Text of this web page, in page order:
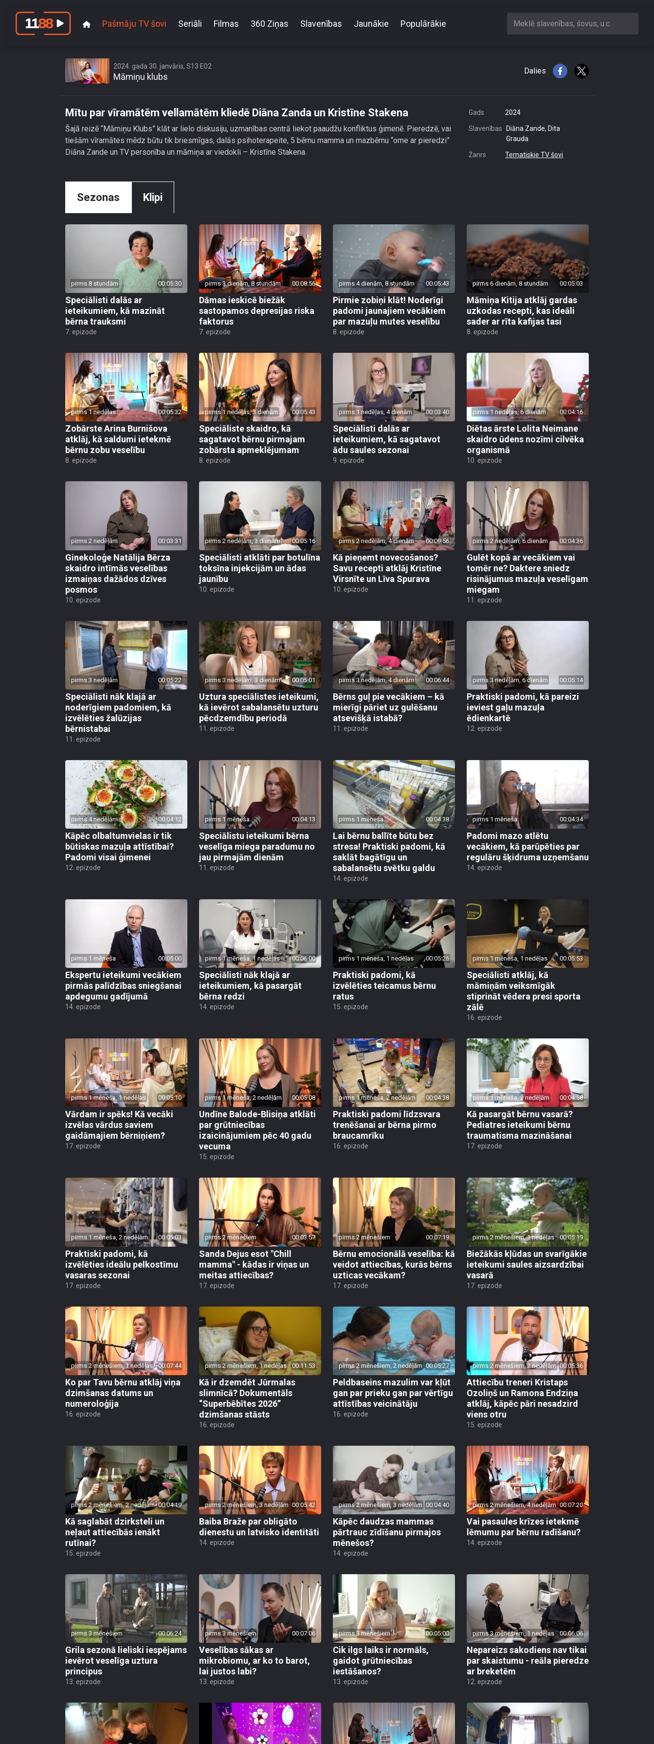
Pašmāju TV šovi Seriāli Filmas 360 Ziņas Slavenības Jaunākie Populārākie Meklē slavenības, šovus, u.c.
2024. gada 30. janvāris, S13 E02
Māmiņu klubs
Dalies
Mītu par vīramātēm vellamātēm kliedē Diāna Zanda un Kristīne Stakena
Šajā reizē “Māmiņu Klubs” klāt ar lielo diskusiju, uzmanības centrā liekot paaudžu konfliktus ģimenē. Pieredzē, vai
tiešām vīramātes mēdz būtu tik briesmīgas, dalās psihoterapeite, 5 bērnu mamma un mazbērnu “ome ar pieredzi”
Diāna Zande un TV personība un māmiņa ar viedokli – Kristīne Stakena.
Gads 2024
Slavenības
Diāna Zande, Dita
Grauda
Žanrs Tematiskie TV šovi
Sezonas Klipi
pirms 8 stundām 00:05:30
Speciālisti dalās ar
ieteikumiem, kā mazināt
bērna trauksmi
7. epizode
pirms 3 dienām, 8 stundām 00:08:56
Dāmas ieskicē biežāk
sastopamos depresijas riska
faktorus
7. epizode
pirms 4 dienām, 8 stundām 00:05:43
Pirmie zobiņi klāt! Noderīgi
padomi jaunajiem vecākiem
par mazuļu mutes veselību
8. epizode
pirms 6 dienām, 8 stundām 00:05:03
Māmiņa Kitija atklāj gardas
uzkodas recepti, kas ideāli
sader ar rīta kafijas tasi
8. epizode
pirms 1 nedēļas 00:05:32
Zobārste Arina Burnišova
atklāj, kā saldumi ietekmē
bērnu zobu veselību
8. epizode
pirms 1 nedēļas, 3 dienām 00:05:43
Speciāliste skaidro, kā
sagatavot bērnu pirmajam
zobārsta apmeklējumam
8. epizode
pirms 1 nedēļas, 4 dienām 00:03:40
Speciālisti dalās ar
ieteikumiem, kā sagatavot
ādu saules sezonai
9. epizode
pirms 1 nedēļas, 6 dienām 00:04:16
Diētas ārste Lolita Neimane
skaidro ūdens nozīmi cilvēka
organismā
10. epizode
pirms 2 nedēļām 00:03:31
Ginekoloģe Natālija Bērza
skaidro intīmās veselības
izmaiņas dažādos dzīves
posmos
10. epizode
pirms 2 nedēļām, 3 dienām 00:05:16
Speciālisti atklāti par botulīna
toksīna injekcijām un ādas
jaunību
10. epizode
pirms 2 nedēļām, 4 dienām 00:09:56
Kā pieņemt novecošanos?
Savu recepti atklāj Kristīne
Virsnīte un Līva Spurava
10. epizode
pirms 2 nedēļām, 6 dienām 00:04:36
Gulēt kopā ar vecākiem vai
tomēr ne? Daktere sniedz
risinājumus mazuļa veselīgam
miegam
11. epizode
pirms 3 nedēļām 00:05:22
Speciālisti nāk klajā ar
noderīgiem padomiem, kā
izvēlēties žalūzijas
bērnistabai
11. epizode
pirms 3 nedēļām, 3 dienām 00:05:01
Uztura speciālistes ieteikumi,
kā ievērot sabalansētu uzturu
pēcdzemdību periodā
11. epizode
pirms 3 nedēļām, 4 dienām 00:06:44
Bērns guļ pie vecākiem – kā
mierīgi pāriet uz gulēšanu
atsevišķā istabā?
11. epizode
pirms 3 nedēļām, 6 dienām 00:05:14
Praktiski padomi, kā pareizi
ieviest gaļu mazuļa
ēdienkartē
12. epizode
pirms 4 nedēļām 00:04:12
Kāpēc olbaltumvielas ir tik
būtiskas mazuļa attīstībai?
Padomi visai ģimenei
12. epizode
pirms 1 mēneša 00:04:13
Speciālistu ieteikumi bērna
veselīga miega paradumu no
jau pirmajām dienām
11. epizode
pirms 1 mēneša 00:04:38
Lai bērnu ballīte būtu bez
stresa! Praktiski padomi, kā
saklāt bagātīgu un
sabalansētu svētku galdu
14. epizode
pirms 1 mēneša 00:04:34
Padomi mazo atlētu
vecākiem, kā parūpēties par
regulāru šķidruma uzņemšanu
14. epizode
pirms 1 mēneša 00:05:00
Ekspertu ieteikumi vecākiem
pirmās palīdzības sniegšanai
apdegumu gadījumā
14. epizode
pirms 1 mēneša, 1 nedēļas 00:06:00
Speciālisti nāk klajā ar
ieteikumiem, kā pasargāt
bērna redzi
14. epizode
pirms 1 mēneša, 1 nedēļas 00:05:26
Praktiski padomi, kā
izvēlēties teicamus bērnu
ratus
15. epizode
pirms 1 mēneša, 1 nedēļas 00:05:53
Speciālisti atklāj, kā
māmiņām veiksmīgāk
stiprināt vēdera presi sporta
zālē
16. epizode
pirms 1 mēneša, 1 nedēļas 00:05:10
Vārdam ir spēks! Kā vecāki
izvēlas vārdus saviem
gaidāmajiem bērniņiem?
17. epizode
pirms 1 mēneša, 2 nedēļām 00:05:08
Undīne Balode-Blisiņa atklāti
par grūtniecības
izaicinājumiem pēc 40 gadu
vecuma
15. epizode
pirms 1 mēneša, 2 nedēļām 00:04:38
Praktiski padomi līdzsvara
trenēšanai ar bērna pirmo
braucamrīku
16. epizode
pirms 1 mēneša, 2 nedēļām 00:04:58
Kā pasargāt bērnu vasarā?
Pediatres ieteikumi bērnu
traumatisma mazināšanai
17. epizode
pirms 1 mēneša, 2 nedēļām 00:05:03
Praktiski padomi, kā
izvēlēties ideālu pelkostīmu
vasaras sezonai
17. epizode
pirms 2 mēnešiem 00:03:57
Sanda Dejus esot "Chill
mamma" - kādas ir viņas un
meitas attiecības?
17. epizode
pirms 2 mēnešiem 00:07:19
Bērnu emocionālā veselība: kā
veidot attiecības, kurās bērns
uzticas vecākam?
17. epizode
pirms 2 mēnešiem, 1 nedēļas 00:05:19
Biežākās kļūdas un svarīgākie
ieteikumi saules aizsardzībai
vasarā
17. epizode
pirms 2 mēnešiem, 1 nedēļas 00:07:44
Ko par Tavu bērnu atklāj viņa
dzimšanas datums un
numeroloģija
16. epizode
pirms 2 mēnešiem, 1 nedēļas 00:11:53
Kā ir dzemdēt Jūrmalas
slimnīcā? Dokumentāls
“Superbēbītes 2026”
dzimšanas stāsts
16. epizode
pirms 2 mēnešiem, 2 nedēļām 00:05:27
Peldbaseins mazulim var kļūt
gan par prieku gan par vērtīgu
attīstības veicinātāju
16. epizode
pirms 2 mēnešiem, 2 nedēļām 00:05:36
Attiecību treneri Kristaps
Ozoliņš un Ramona Endziņa
atklāj, kāpēc pāri nesadzird
viens otru
15. epizode
pirms 2 mēnešiem, 2 nedēļām 00:04:19
Kā saglabāt dzirksteli un
neļaut attiecībās ienākt
rutīnai?
15. epizode
pirms 2 mēnešiem, 3 nedēļām 00:05:42
Baiba Braže par obligāto
dienestu un latvisko identitāti
14. epizode
pirms 2 mēnešiem, 3 nedēļām 00:04:40
Kāpēc daudzas mammas
pārtrauc zīdīšanu pirmajos
mēnešos?
14. epizode
pirms 2 mēnešiem, 4 nedēļām 00:07:20
Vai pasaules krīzes ietekmē
lēmumu par bērnu radīšanu?
14. epizode
pirms 3 mēnešiem 00:06:24
Grila sezonā lieliski iespējams
ievērot veselīga uztura
principus
13. epizode
pirms 3 mēnešiem 00:07:06
Veselības sākas ar
mikrobiomu, ar ko to barot,
lai justos labi?
13. epizode
pirms 3 mēnešiem 00:05:00
Cik ilgs laiks ir normāls,
gaidot grūtniecības
iestāšanos?
13. epizode
pirms 3 mēnešiem, 1 nedēļas 00:06:06
Nepareizs sakodiens nav tikai
par skaistumu - reāla pieredze
ar breketēm
12. epizode